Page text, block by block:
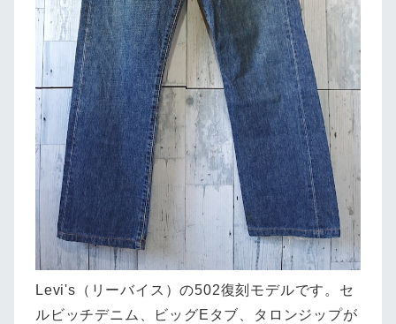
Levi's（リーバイス）の502復刻モデルです。セ
ルビッチデニム、ビッグEタブ、タロンジップが